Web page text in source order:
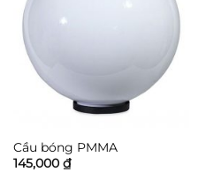
Cầu bóng PMMA
145,000 ₫